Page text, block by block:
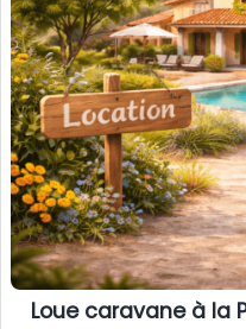
Loue caravane à la